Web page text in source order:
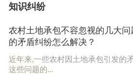
知识纠纷
农村土地承包不容忽视的几大
的矛盾纠纷怎么解决？
近年来,一些农村因土地承包引发的
这些问题的...